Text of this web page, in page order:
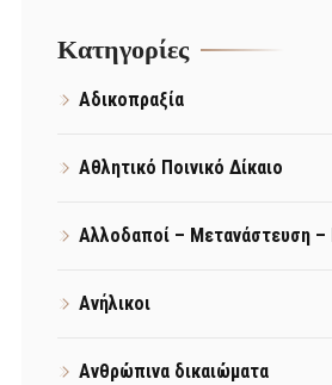
Kατηγορίες
Αδικοπραξία
Αθλητικό Ποινικό Δίκαιο
Αλλοδαποί – Μετανάστευση –
Ανήλικοι
Ανθρώπινα δικαιώματα